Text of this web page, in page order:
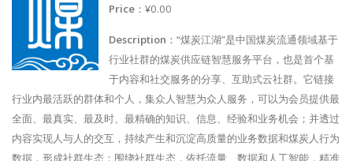
Price ：¥0.00
Description ：“煤炭江湖”是中国煤炭流通领域基于
行业社群的煤炭供应链智慧服务平台，也是首个基
于内容和社交服务的分享、互助式云社群。它链接
行业内最活跃的群体和个人，集众人智慧为众人服务，可以为会员提供最
全面、最真实、最及时、最精确的知识、信息、经验和业务机会；并透过
内容实现人与人的交互，持续产生和沉淀高质量的业务数据和煤炭人行为
数据，形成社群生态；围绕社群生态，依托流量、数据和人工智能，精准